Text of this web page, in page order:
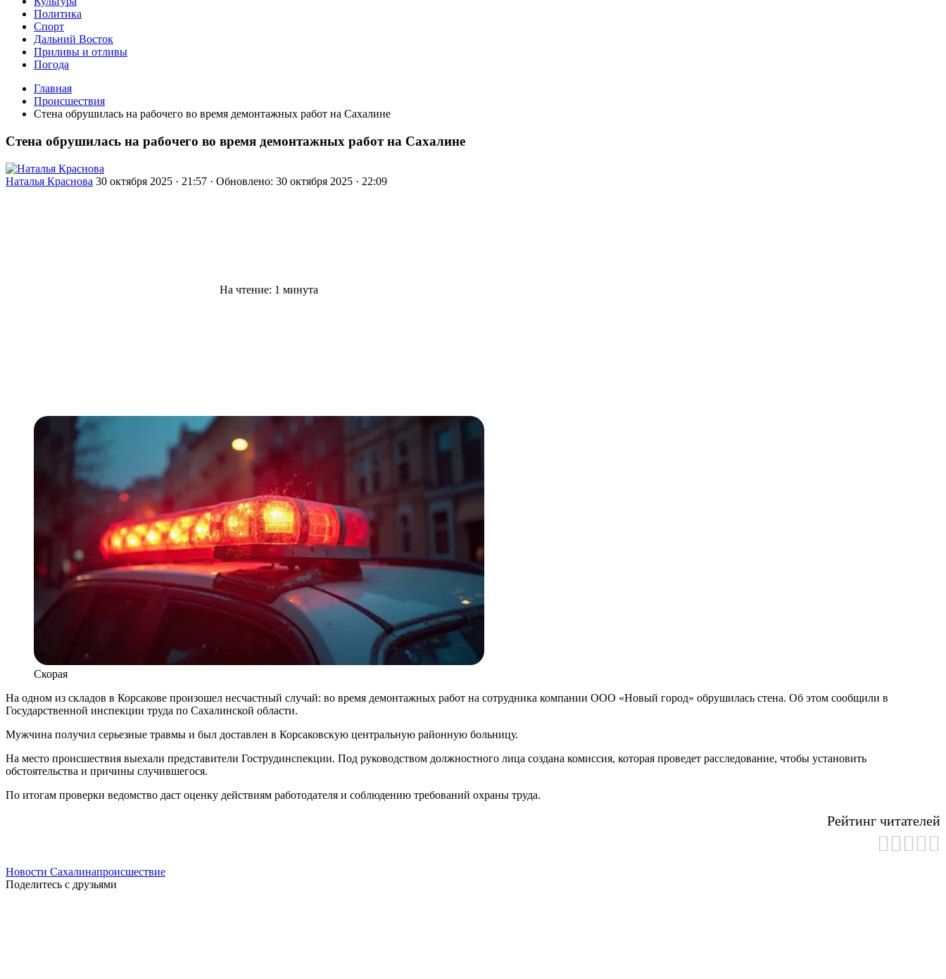
Политика
Спорт
Дальний Восток
Приливы и отливы
Погода
Главная
Происшествия
Стена обрушилась на рабочего во время демонтажных работ на Сахалине
Стена обрушилась на рабочего во время демонтажных работ на Сахалине
Наталья Краснова 30 октября 2025 · 21:57 · Обновлено: 30 октября 2025 · 22:09
На чтение: 1 минута
Скорая
На одном из складов в Корсакове произошел несчастный случай: во время демонтажных работ на сотрудника компании ООО «Новый город» обрушилась стена. Об этом сообщили в
Государственной инспекции труда по Сахалинской области.
Мужчина получил серьезные травмы и был доставлен в Корсаковскую центральную районную больницу.
На место происшествия выехали представители Гострудинспекции. Под руководством должностного лица создана комиссия, которая проведет расследование, чтобы установить
обстоятельства и причины случившегося.
По итогам проверки ведомство даст оценку действиям работодателя и соблюдению требований охраны труда.
Рейтинг читателей
Новости Сахалинапроисшествие
Поделитесь с друзьями